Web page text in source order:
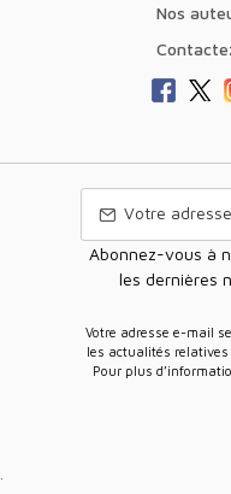
Nos
Abonnez-vous à
les dernières
Votre adresse e-mail sera uniquement utilisée pour vous envoyer des informations sur
les actualités
Pour plus